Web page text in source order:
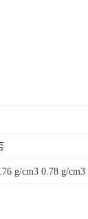
g/cm3 0.78 g/cm3